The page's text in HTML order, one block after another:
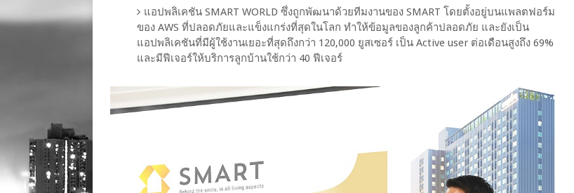
แอปพลิเคชัน SMART WORLD ซึ่งถูกพัฒนาด้วยทีมงานของ SMART โดยตั้งอยู่บนแพลตฟอร์ม
ของ AWS ที่ปลอดภัยและแข็งแกร่งที่สุดในโลก ทำให้ข้อมูลของลูกค้าปลอดภัย และยังเป็น
แอปพลิเคชันที่มีผู้ใช้งานเยอะที่สุดถึงกว่า 120,000 ยูสเซอร์ เป็น Active user ต่อเดือนสูงถึง 69%
และมีฟีเจอร์ให้บริการลูกบ้านใช้กว่า 40 ฟีเจอร์